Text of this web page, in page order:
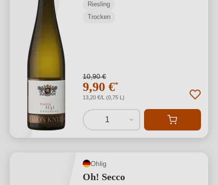
Riesling
Trocken
10,90 €
9,90 €*
13,20 €/L (0,75 L)
1
Ohlig
Oh! Secco